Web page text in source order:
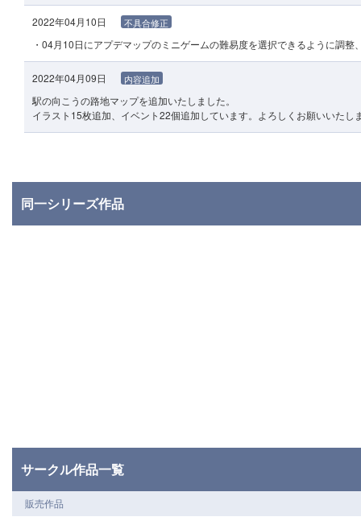
2022年04月10日 不具合修正
・04月10日にアプデマップのミニゲームの難易度を選択できるように調
2022年04月09日 内容追加
駅の向こうの路地マップを追加いたしました。
イラスト15枚追加、イベント22個追加しています。よろしくお願いいたし
同一シリーズ作品
サークル作品一覧
販売作品